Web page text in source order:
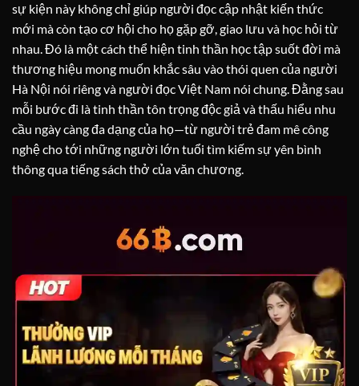
sự kiện này không chỉ giúp người đọc cập nhật kiến thức
mới mà còn tạo cơ hội cho họ gặp gỡ, giao lưu và học hỏi từ
nhau. Đó là một cách thể hiện tinh thần học tập suốt đời mà
thương hiệu mong muốn khắc sâu vào thói quen của người
Hà Nội nói riêng và người đọc Việt Nam nói chung. Đằng sau
mỗi bước đi là tinh thần tôn trọng độc giả và thấu hiểu nhu
cầu ngày càng đa dạng của họ—từ người trẻ đam mê công
nghệ cho tới những người lớn tuổi tìm kiếm sự yên bình
thông qua tiếng sách thở của văn chương.